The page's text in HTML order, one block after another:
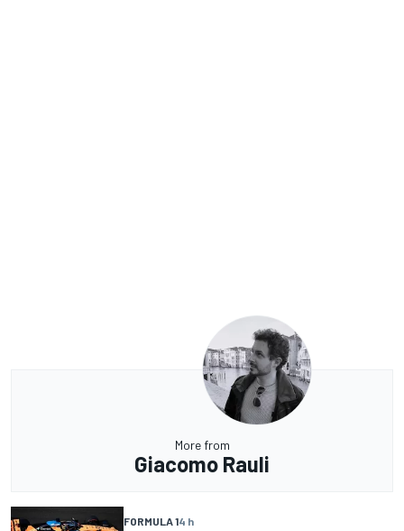
More from
Giacomo Rauli
FORMULA 14 h